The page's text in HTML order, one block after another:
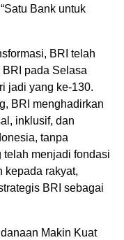
Bank untuk
BRI telah
pada Selasa
jadi yang ke-130.
BRI menghadirkan
inklusif, dan
tanpa
menjadi fondasi
kepada rakyat,
BRI sebagai
Makin Kuat